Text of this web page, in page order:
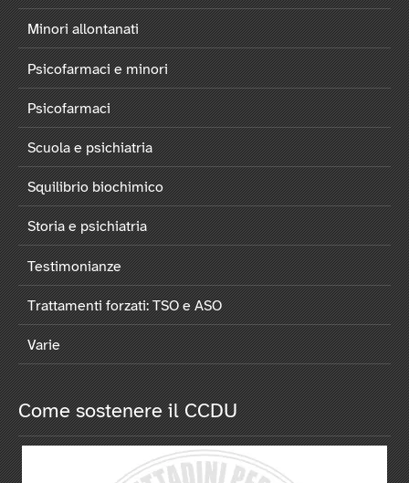
Minori allontanati
Psicofarmaci e minori
Psicofarmaci
Scuola e psichiatria
Squilibrio biochimico
Storia e psichiatria
Testimonianze
Trattamenti forzati: TSO e ASO
Varie
Come sostenere il CCDU